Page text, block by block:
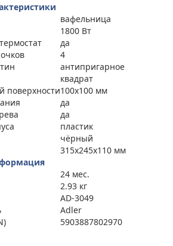
вафельница
1800 Вт
да
4
антипригарное
квадрат
поверхности100x100 мм
да
да
пластик
чёрный
315x245x110 мм
24 мес.
2.93 кг
AD-3049
Adler
5903887802970